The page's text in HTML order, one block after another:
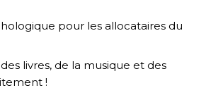
pour les allocataires du
livres, de la musique et des
!